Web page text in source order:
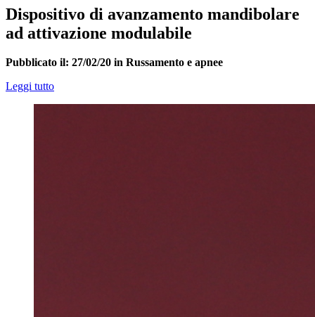
Dispositivo di avanzamento mandibolare
ad attivazione modulabile
Pubblicato il: 27/02/20 in Russamento e apnee
Leggi tutto